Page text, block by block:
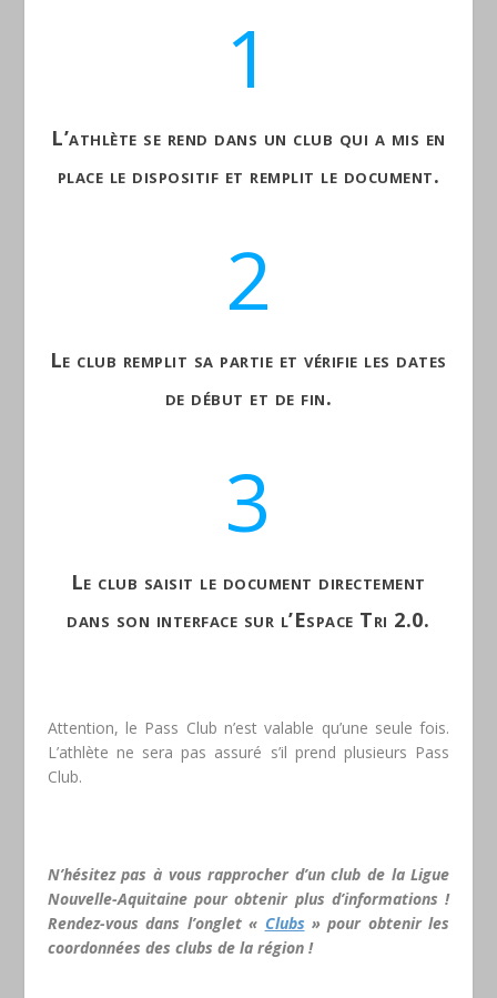
1
L’athlète se rend dans un club qui a mis en
place le dispositif et remplit le document.
2
Le club remplit sa partie et vérifie les dates
de début et de fin.
3
Le club saisit le document directement
dans son interface sur l’Espace Tri 2.0.
Attention, le Pass Club n’est valable qu’une seule fois.
L’athlète ne sera pas assuré s’il prend plusieurs Pass
Club.
N’hésitez pas à vous rapprocher d’un club de la Ligue
Nouvelle-Aquitaine pour obtenir plus d’informations !
Rendez-vous dans l’onglet « Clubs » pour obtenir les
coordonnées des clubs de la région !